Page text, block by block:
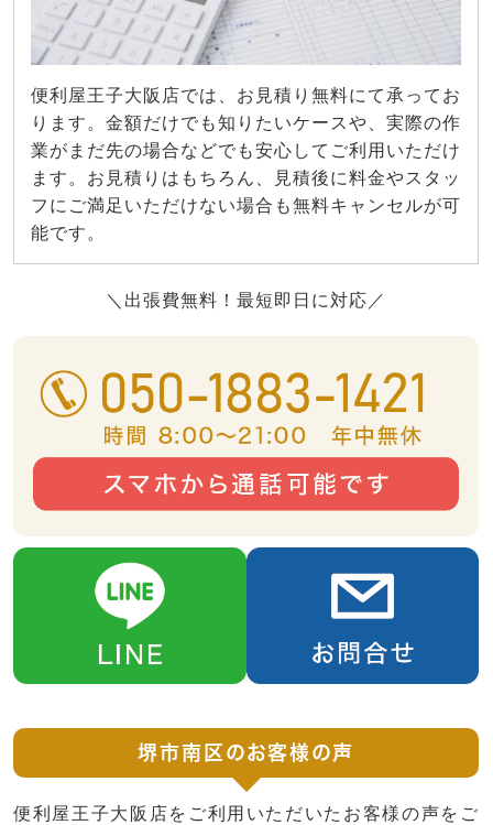
便利屋王子大阪店では、お見積り無料にて承ってお
ります。金額だけでも知りたいケースや、実際の作
業がまだ先の場合などでも安心してご利用いただけ
ます。お見積りはもちろん、見積後に料金やスタッ
フにご満足いただけない場合も無料キャンセルが可
能です。
＼出張費無料！最短即日に対応／
堺市南区のお客様の声
便利屋王子大阪店をご利用いただいたお客様の声をご